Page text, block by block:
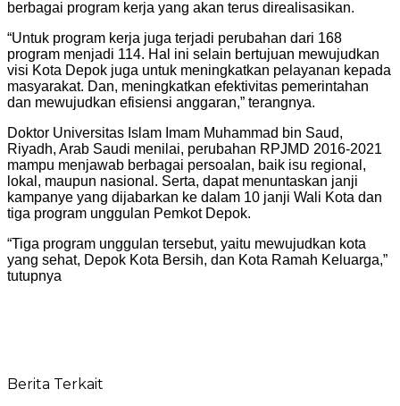
berbagai program kerja yang akan terus direalisasikan.
“Untuk program kerja juga terjadi perubahan dari 168
program menjadi 114. Hal ini selain bertujuan mewujudkan
visi Kota Depok juga untuk meningkatkan pelayanan kepada
masyarakat. Dan, meningkatkan efektivitas pemerintahan
dan mewujudkan efisiensi anggaran,” terangnya.
Doktor Universitas Islam Imam Muhammad bin Saud,
Riyadh, Arab Saudi menilai, perubahan RPJMD 2016-2021
mampu menjawab berbagai persoalan, baik isu regional,
lokal, maupun nasional. Serta, dapat menuntaskan janji
kampanye yang dijabarkan ke dalam 10 janji Wali Kota dan
tiga program unggulan Pemkot Depok.
“Tiga program unggulan tersebut, yaitu mewujudkan kota
yang sehat, Depok Kota Bersih, dan Kota Ramah Keluarga,”
tutupnya
Berita Terkait